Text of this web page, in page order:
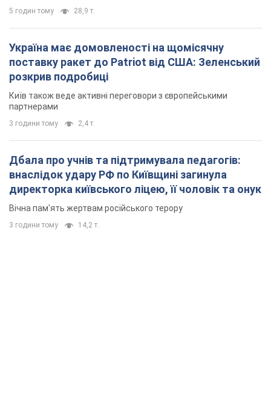
5 годин тому 28,9 т.
Україна має домовленості на щомісячну
поставку ракет до Patriot від США: Зеленський
розкрив подробиці
Київ також веде активні переговори з європейськими
партнерами
3 години тому 2,4 т.
Дбала про учнів та підтримувала педагогів:
внаслідок удару РФ по Київщині загинула
директорка київського ліцею, її чоловік та онук
Вічна пам'ять жертвам російського терору
3 години тому 14,2 т.